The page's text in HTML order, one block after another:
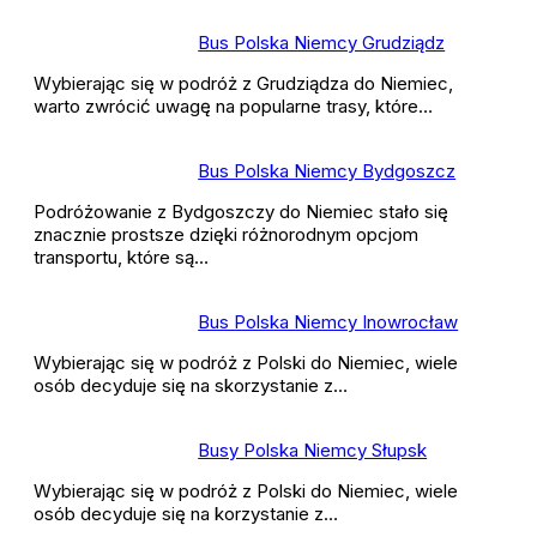
Bus Polska Niemcy Grudziądz
Wybierając się w podróż z Grudziądza do Niemiec,
warto zwrócić uwagę na popularne trasy, które…
Bus Polska Niemcy Bydgoszcz
Podróżowanie z Bydgoszczy do Niemiec stało się
znacznie prostsze dzięki różnorodnym opcjom
transportu, które są…
Bus Polska Niemcy Inowrocław
Wybierając się w podróż z Polski do Niemiec, wiele
osób decyduje się na skorzystanie z…
Busy Polska Niemcy Słupsk
Wybierając się w podróż z Polski do Niemiec, wiele
osób decyduje się na korzystanie z…